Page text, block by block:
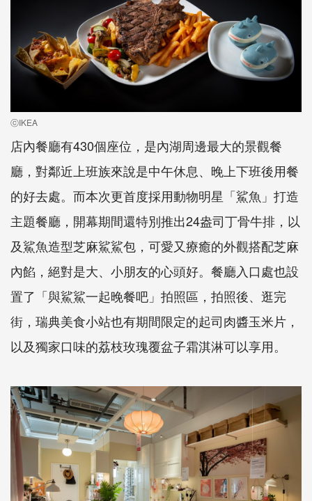
ⓒIKEA
店內餐廳有430個座位，是內湖周邊最大的景觀餐
廳，對鄰近上班族來說是中午休息、晚上下班後用餐
的好去處。而本次更首度採用動物明星「鯊魚」打造
主題餐廳，開幕期間還特別推出24盎司丁骨牛排，以
及鯊魚造型芝麻鯊鯊包，可愛又療癒的外觀搭配芝麻
內餡，絕對是大、小朋友的心頭好。餐廳入口處也設
置了「與鯊鯊一起晚餐吧」拍照區，拍照後、逛完
街，瑞典美食小站也有期間限定的起司肉醬玉米片，
以及獨家口味的荔枝玫瑰覆盆子霜淇淋可以享用。